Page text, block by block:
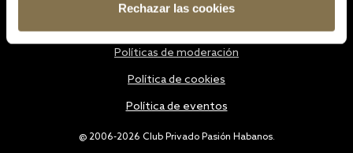
Rechazar las cookies
@ 2006-2026 Club Privado Pasión Habanos.
Políticas de moderación
Política de cookies
Política de eventos